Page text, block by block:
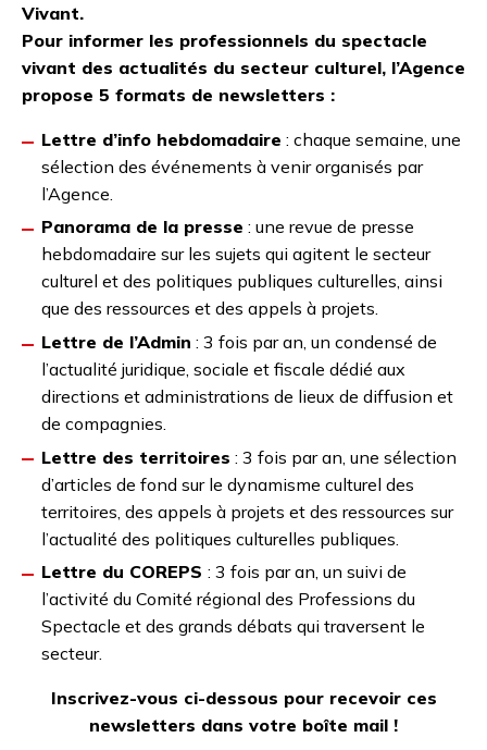
Vivant.
Pour informer les professionnels du spectacle
vivant des actualités du secteur culturel, l’Agence
propose 5 formats de newsletters :
Lettre d’info hebdomadaire : chaque semaine, une
sélection des événements à venir organisés par
l’Agence.
Panorama de la presse : une revue de presse
hebdomadaire sur les sujets qui agitent le secteur
culturel et des politiques publiques culturelles, ainsi
que des ressources et des appels à projets.
Lettre de l’Admin : 3 fois par an, un condensé de
l’actualité juridique, sociale et fiscale dédié aux
directions et administrations de lieux de diffusion et
de compagnies.
Lettre des territoires : 3 fois par an, une sélection
d’articles de fond sur le dynamisme culturel des
territoires, des appels à projets et des ressources sur
l’actualité des politiques culturelles publiques.
Lettre du COREPS: 3 fois par an, un suivi de
l’activité du Comité régional des Professions du
Spectacle et des grands débats qui traversent le
secteur.
Inscrivez-vous ci-dessous pour recevoir ces
newsletters dans votre boîte mail !